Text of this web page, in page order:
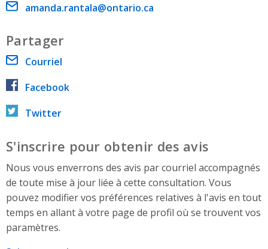
Email address
amanda.rantala@ontario.ca
Partager
Courriel
Facebook
Twitter
S'inscrire pour obtenir des avis
Nous vous enverrons des avis par courriel accompagnés
de toute mise à jour liée à cette consultation. Vous
pouvez modifier vos préférences relatives à l'avis en tout
temps en allant à votre page de profil où se trouvent vos
paramètres.